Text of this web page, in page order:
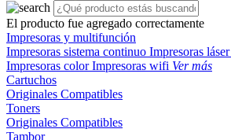
El producto fue agregado correctamente
Impresoras y multifunción
Impresoras sistema continuo Impresoras láser
Impresoras colorImpresoras wifi Ver más
Cartuchos
Originales Compatibles
Toners
Originales Compatibles
Tambor